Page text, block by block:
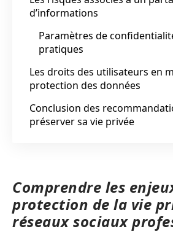
d’informations
Paramètres de
pratiques
Les droits des utilisateurs en
protection des données
Conclusion des
préserver sa vie privée
Comprendre les
protection de la vie
réseaux sociaux